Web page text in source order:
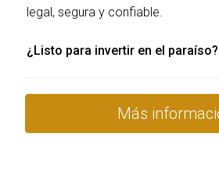
Complejidad Administrativa: La
regulaciones fiscales y legales. Esto
empresarial.
3. Beneficios del Gobierno
legal, segura y confiable.
¿Listo para invertir en el paraíso?
Más